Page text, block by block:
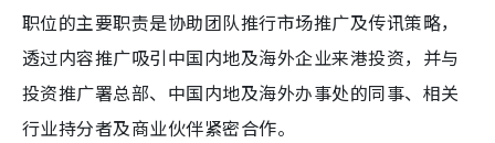
职位的主要职责是协助团队推行市场推广及传讯策略，
透过内容推广吸引中国内地及海外企业来港投资，并与
投资推广署总部、中国内地及海外办事处的同事、相关
行业持分者及商业伙伴紧密合作。